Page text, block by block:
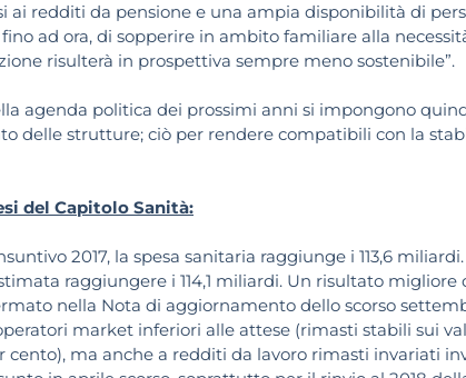
ai redditi da pensione e una ampia disponibilità di
ad ora, di sopperire in ambito familiare alla
risulterà in prospettiva sempre meno sostenibile”.
agenda politica dei prossimi anni si impongono
delle strutture; ciò per rendere compatibili con la
del Capitolo Sanità:
2017, la spesa sanitaria raggiunge i 113,6
raggiungere i 114,1 miliardi. Un risultato migliore
nella Nota di aggiornamento dello scorso
market inferiori alle attese (rimasti stabili sui
cento), ma anche a redditi da lavoro rimasti invariati